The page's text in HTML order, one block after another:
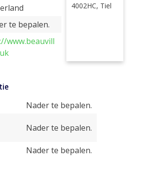
te bepalen.
www.beauvill
4002HC, Tiel
Nader te bepalen.
Nader te bepalen.
Nader te bepalen.